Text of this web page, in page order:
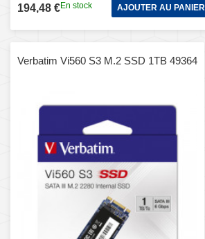
194,48 €En stock AJOUTER AU PANIER
Verbatim Vi560 S3 M.2 SSD 1TB 49364